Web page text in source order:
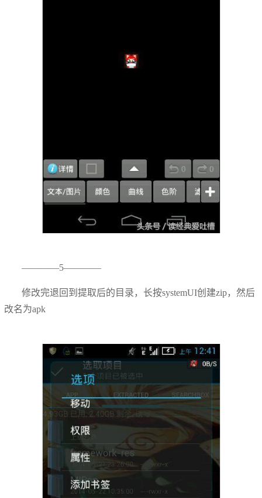
————5————
修改完退回到提取后的目录，长按systemUI创建zip，然后
改名为apk